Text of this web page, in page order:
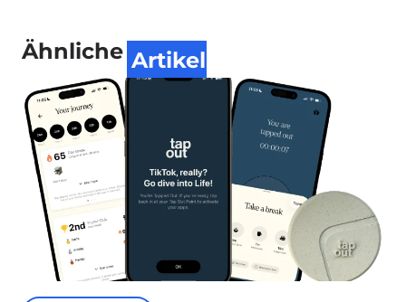
Ähnliche Artikel